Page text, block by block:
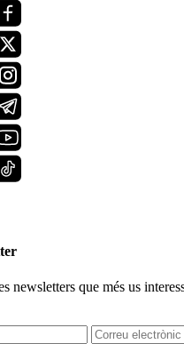
newsletters que més us